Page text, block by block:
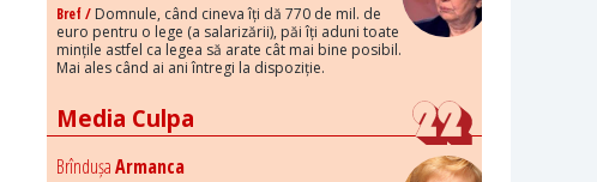
Bref / Domnule, când cineva îți dă 770 de mil. de
euro pentru o lege (a salarizării), păi îți aduni toate
mințile astfel ca legea să arate cât mai bine posibil.
Mai ales când ai ani întregi la dispoziție.
Media Culpa
BrîndușaArmanca